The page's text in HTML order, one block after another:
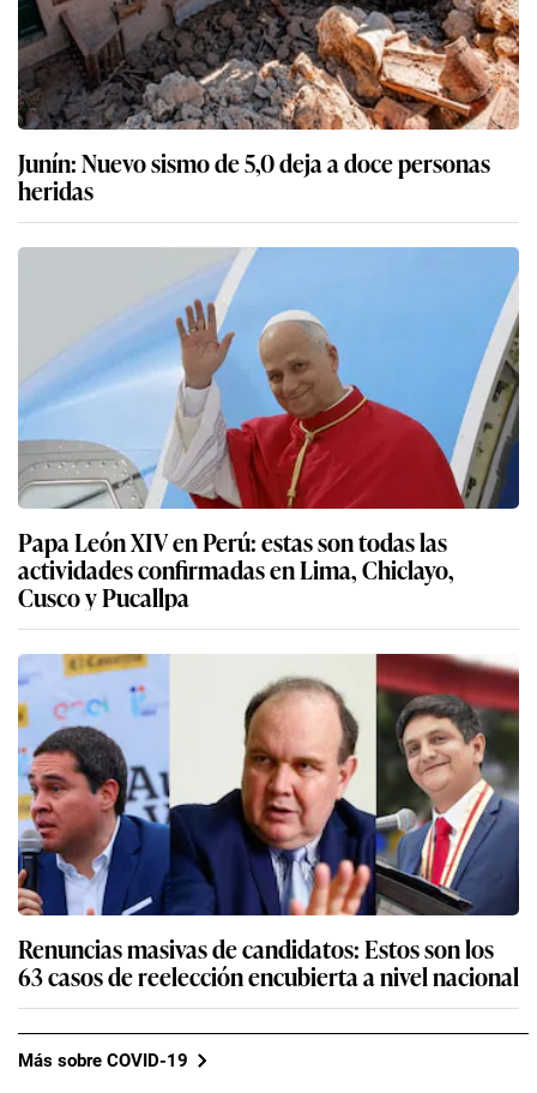
Junín: Nuevo sismo de 5,0 deja a doce personas
heridas
Papa León XIV en Perú: estas son todas las
actividades confirmadas en Lima, Chiclayo,
Cusco y Pucallpa
Renuncias masivas de candidatos: Estos son los
63 casos de reelección encubierta a nivel nacional
Más sobre COVID-19